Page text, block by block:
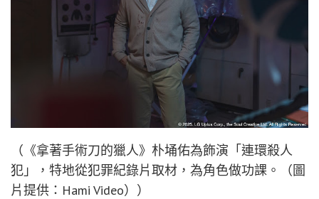
（《拿著手術刀的獵人》朴埇佑為飾演「連環殺人
犯」，特地從犯罪紀錄片取材，為角色做功課。（圖
片提供：Hami Video））